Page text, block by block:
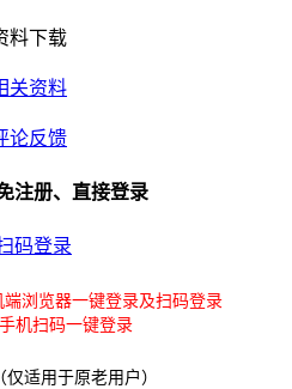
料下载
关资料
论反馈
注册、直接登录
码登录
浏览器一键登录及扫码登录
机扫码一键登录
适用于原老用户）